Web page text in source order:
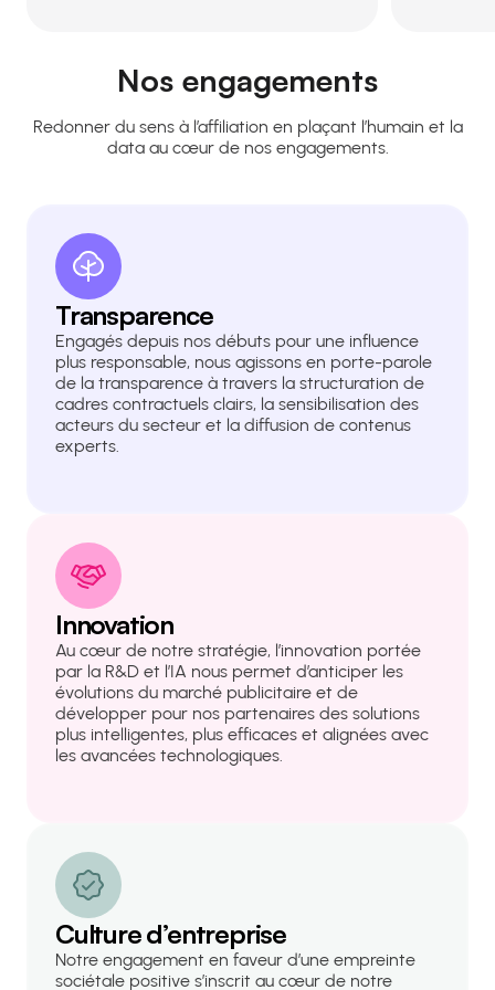
Nos engagements
Redonner du sens à l’affiliation en plaçant l’humain et la
data au cœur de nos engagements.
Transparence
Engagés depuis nos débuts pour une influence
plus responsable, nous agissons en porte-parole
de la transparence à travers la structuration de
cadres contractuels clairs, la sensibilisation des
acteurs du secteur et la diffusion de contenus
experts.
Innovation
Au cœur de notre stratégie, l’innovation portée
par la R&D et l’IA nous permet d’anticiper les
évolutions du marché publicitaire et de
développer pour nos partenaires des solutions
plus intelligentes, plus efficaces et alignées avec
les avancées technologiques.
Culture d’entreprise
Notre engagement en faveur d’une empreinte
sociétale positive s’inscrit au cœur de notre